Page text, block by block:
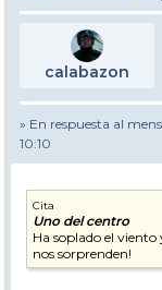
calabazon
» En respuesta al
10:10
Cita
Uno del centro
Ha soplado el viento
nos sorprenden!